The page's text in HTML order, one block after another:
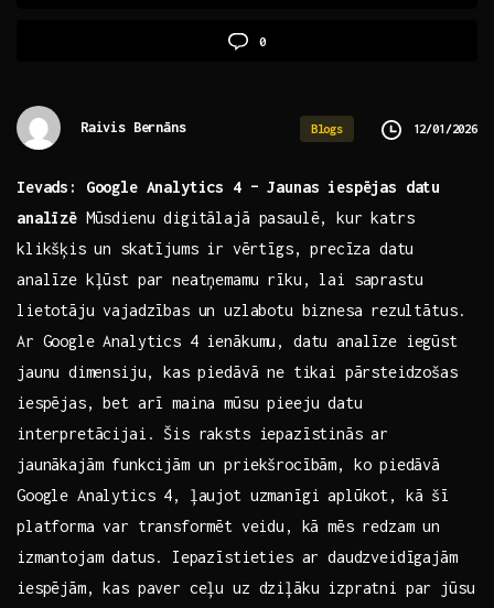
0
Raivis Bernāns Blogs 12/01/2026
Ievads: Google Analytics 4 – Jaunas iespējas datu
analīzēMūsdienu digitālajā pasaulē, kur katrs
klikšķis⁤ un skatījums ir⁣ vērtīgs, precīza datu
analīze kļūst par neatņemamu rīku, lai saprastu
lietotāju vajadzības un⁢ uzlabotu biznesa⁢ rezultātus.
Ar Google Analytics 4 ienākumu, datu analīze iegūst
‌jaunu⁣ dimensiju, kas piedāvā ne tikai pārsteidzošas
iespējas, bet arī maina mūsu pieeju datu
interpretācijai. Šis raksts iepazīstinās⁤ ar
jaunākajām funkcijām un priekšrocībām, ko⁢ piedāvā​
Google ‌Analytics 4, ļaujot uzmanīgi aplūkot, kā šī⁣
platforma var‍ transformēt ⁣veidu, kā mēs‍ redzam​ un
izmantojam⁢ datus. Iepazīstieties ar daudzveidīgajām
iespējām, kas paver ceļu ‍uz dziļāku‍ izpratni‌ par ‍jūsu